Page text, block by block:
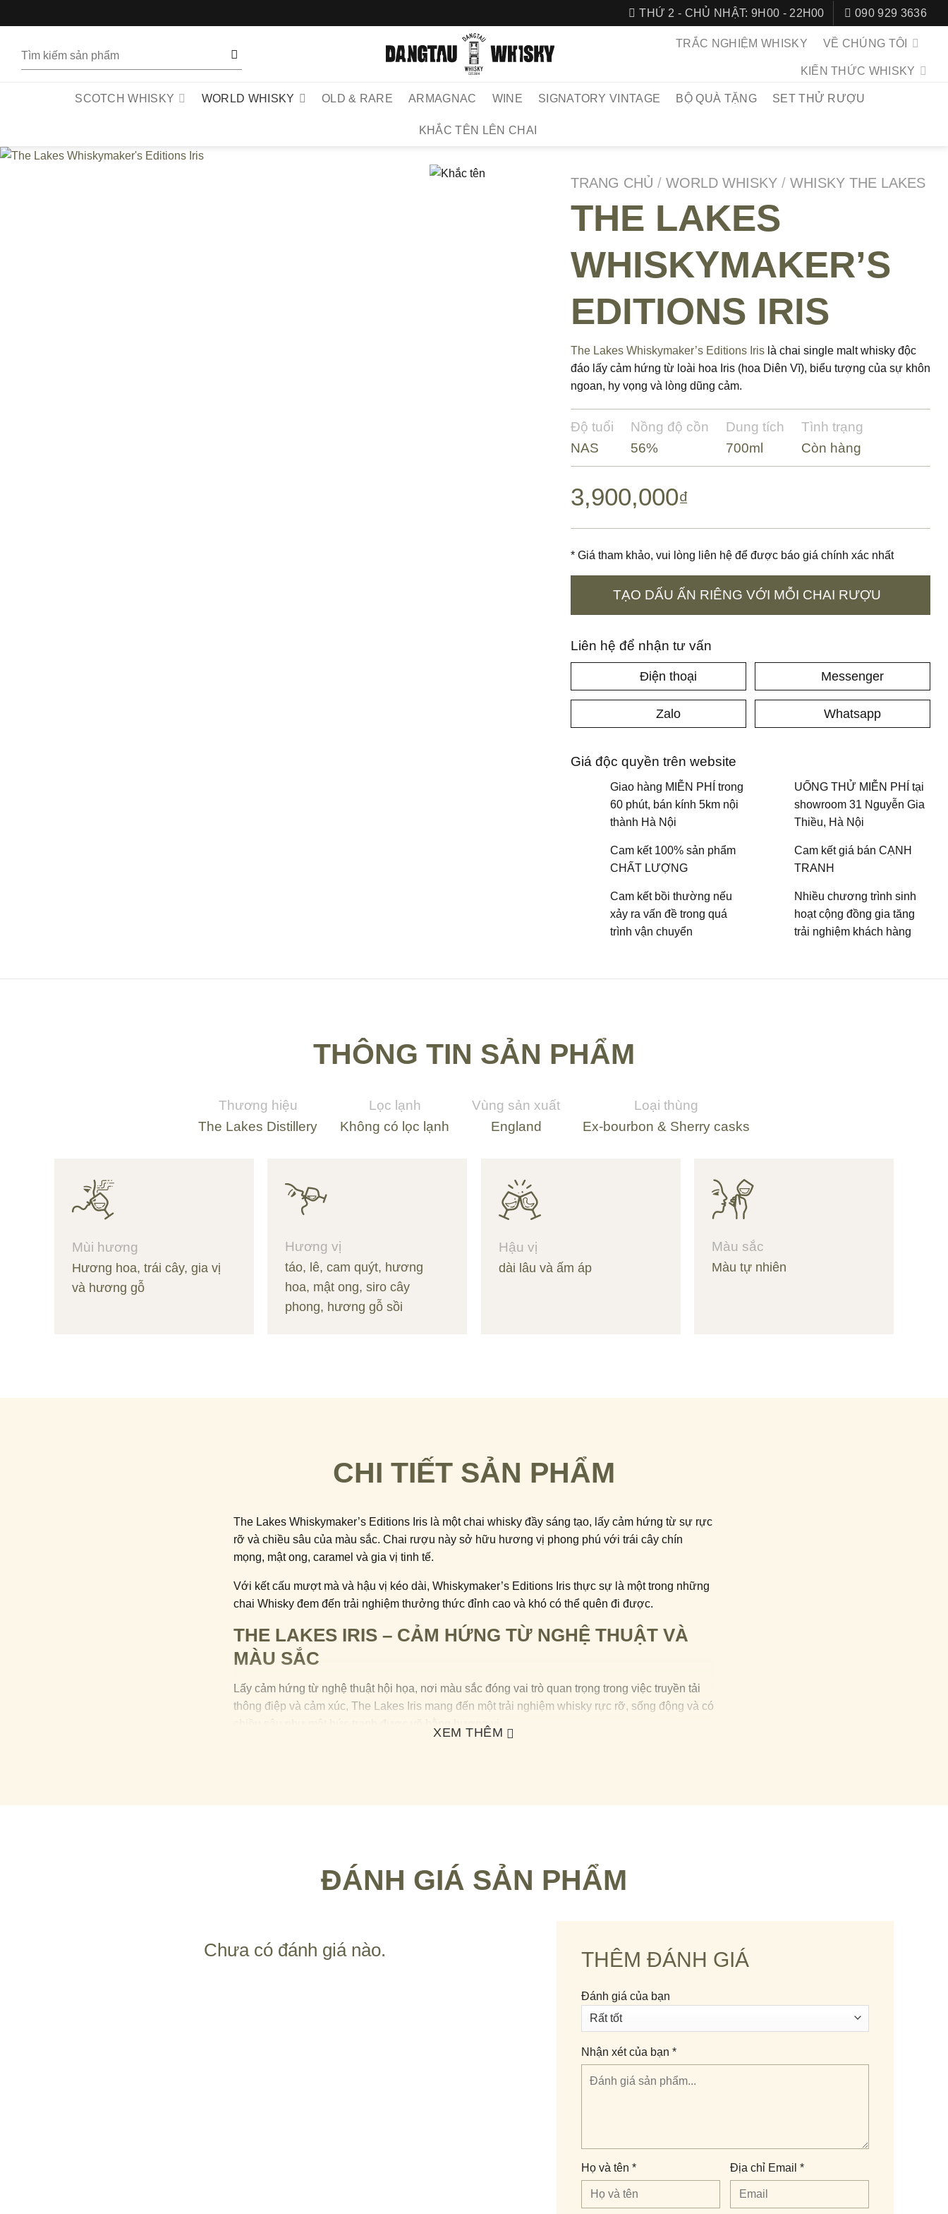
qua
dung
THỨ 2 - CHỦ NHẬT: 9H00 - 22H00 090 929 3636
kiếm:
TRẮC NGHIỆM WHISKY VỀ CHÚNG TÔI
KIẾN THỨC WHISKY
SCOTCH WHISKY WORLD WHISKY OLD & RARE ARMAGNAC WINE SIGNATORY VINTAGE BỘ QUÀ TẶNG SET THỬ RƯỢU
KHẮC TÊN LÊN CHAI
TRANG CHỦ / WORLD WHISKY / WHISKY THE LAKES
THE LAKES
WHISKYMAKER’S
EDITIONS IRIS
The Lakes Whiskymaker’s Editions Iris là chai single malt whisky độc
đáo lấy cảm hứng từ loài hoa Iris (hoa Diên Vĩ), biểu tượng của sự khôn
ngoan, hy vọng và lòng dũng cảm.
Độ tuổi
NAS
Nồng độ cồn
56%
Dung tích
700ml
Tình trạng
Còn hàng
3,900,000₫
* Giá tham khảo, vui lòng liên hệ để được báo giá chính xác nhất
TẠO DẤU ẤN RIÊNG VỚI MỖI CHAI RƯỢU
Liên hệ để nhận tư vấn
Điện thoại
Zalo
Messenger
Whatsapp
Giá độc quyền trên website
Giao hàng MIỄN PHÍ trong
60 phút, bán kính 5km nội
thành Hà Nội
UỐNG THỬ MIỄN PHÍ tại
showroom 31 Nguyễn Gia
Thiều, Hà Nội
Cam kết 100% sản phẩm
CHẤT LƯỢNG
Cam kết giá bán CẠNH
TRANH
Cam kết bồi thường nếu
xảy ra vấn đề trong quá
trình vận chuyển
Nhiều chương trình sinh
hoạt cộng đồng gia tăng
trải nghiệm khách hàng
THÔNG TIN SẢN PHẨM
Thương hiệu
The Lakes Distillery
Lọc lạnh
Không có lọc lạnh
Vùng sản xuất
England
Loại thùng
Ex-bourbon & Sherry casks
Mùi hương
Hương hoa, trái cây, gia vị
và hương gỗ
Hương vị
táo, lê, cam quýt, hương
hoa, mật ong, siro cây
phong, hương gỗ sồi
Hậu vị
dài lâu và ấm áp
Màu sắc
Màu tự nhiên
CHI TIẾT SẢN PHẨM
The Lakes Whiskymaker’s Editions Iris là một chai whisky đầy sáng tạo, lấy cảm hứng từ sự rực
rỡ và chiều sâu của màu sắc. Chai rượu này sở hữu hương vị phong phú với trái cây chín
mọng, mật ong, caramel và gia vị tinh tế.
Với kết cấu mượt mà và hậu vị kéo dài, Whiskymaker’s Editions Iris thực sự là một trong những
chai Whisky đem đến trải nghiệm thưởng thức đỉnh cao và khó có thể quên đi được.
THE LAKES IRIS – CẢM HỨNG TỪ NGHỆ THUẬT VÀ
MÀU SẮC
Lấy cảm hứng từ nghệ thuật hội họa, nơi màu sắc đóng vai trò quan trọng trong việc truyền tải
thông điệp và cảm xúc, The Lakes Iris mang đến một trải nghiệm whisky rực rỡ, sống động và có
chiều sâu như một bức tranh được vẽ bằng hương vị.
một chai Whisky với phong cách mới mẻ, đầy táo bạo.
Khi thưởng thức, bạn sẽ vừa cảm nhận bằng mọi giác quan ( vị – thị và khứu giác), vừa đắm
đặc biệt nhằm tạo ra bảng màu hương vị phong phú.
XEM THÊM
ĐÁNH GIÁ SẢN PHẨM
Chưa có đánh giá nào. THÊM ĐÁNH GIÁ
Đánh giá của bạn
Nhận xét của bạn *
Họ và tên * Địa chỉ Email *